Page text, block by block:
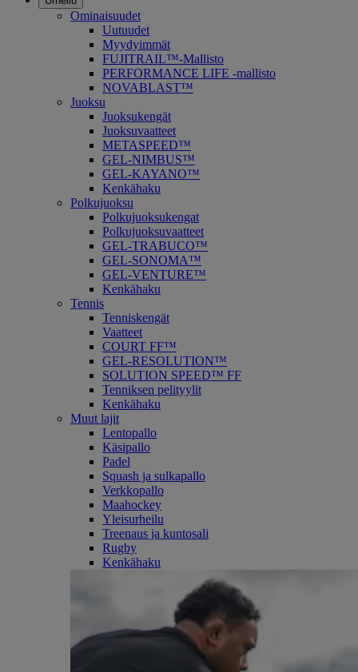
Ominaisuudet
Uutuudet
Myydyimmät
FUJITRAIL™-Mallisto
PERFORMANCE LIFE -mallisto
NOVABLAST™
Juoksu
Juoksukengät
Juoksuvaatteet
METASPEED™
GEL-NIMBUS™
GEL-KAYANO™
Kenkähaku
Polkujuoksu
Polkujuoksukengat
Polkujuoksuvaatteet
GEL-TRABUCO™
GEL-SONOMA™
GEL-VENTURE™
Kenkähaku
Tennis
Tenniskengät
Vaatteet
COURT FF™
GEL-RESOLUTION™
SOLUTION SPEED™ FF
Tenniksen pelityylit
Kenkähaku
Muut lajit
Lentopallo
Käsipallo
Padel
Squash ja sulkapallo
Verkkopallo
Maahockey
Yleisurheilu
Treenaus ja kuntosali
Rugby
Kenkähaku